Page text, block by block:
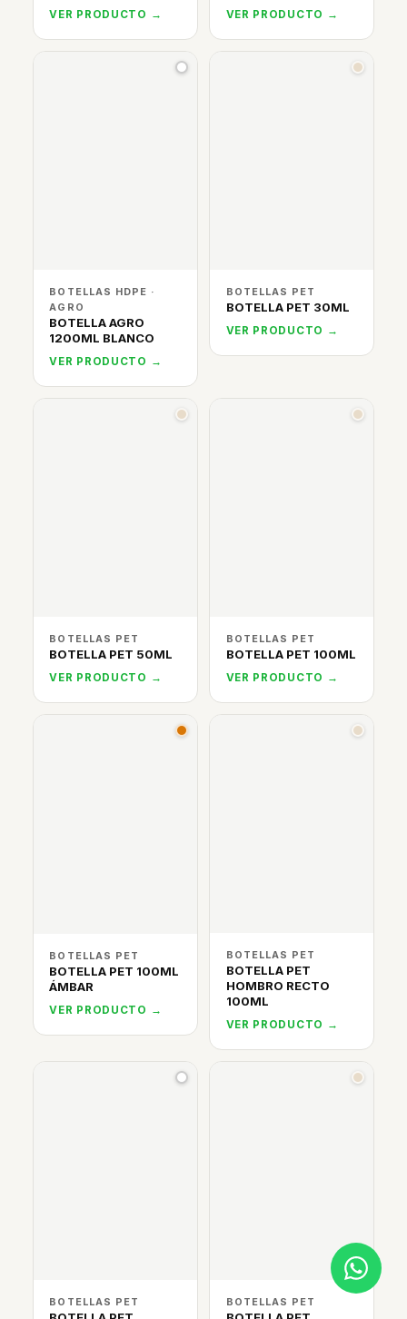
VER PRODUCTO → VER PRODUCTO →
BOTELLAS HDPE ·
AGRO
BOTELLA AGRO
1200ML BLANCO
VER PRODUCTO →
BOTELLAS PET
BOTELLA PET 30ML
VER PRODUCTO →
BOTELLAS PET
BOTELLA PET 50ML
VER PRODUCTO →
BOTELLAS PET
BOTELLA PET 100ML
VER PRODUCTO →
BOTELLAS PET
BOTELLA PET 100ML
ÁMBAR
VER PRODUCTO →
BOTELLAS PET
BOTELLA PET
HOMBRO RECTO
100ML
VER PRODUCTO →
BOTELLAS PET BOTELLAS PET